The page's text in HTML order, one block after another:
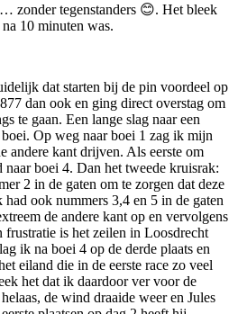
zonder tegenstanders 😊. Het bleek
10 minuten was.
dat starten bij de pin voordeel op
dan ook en ging direct overstag om
te gaan. Een lange slag naar een
boei. Op weg naar boei 1 zag ik mijn
andere kant drijven. Als eerste om
boei 4. Dan het tweede kruisrak:
2 in de gaten om te zorgen dat deze
ook nummers 3,4 en 5 in de gaten
de andere kant op en vervolgens
is het zeilen in Loosdrecht
ik na boei 4 op de derde plaats en
eiland die in de eerste race zo veel
het dat ik daardoor ver voor de
de wind draaide weer en Jules